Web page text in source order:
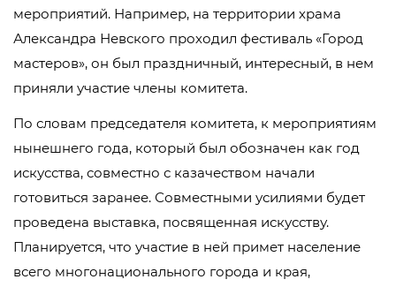
мероприятий. Например, на территории храма
Александра Невского проходил фестиваль «Город
мастеров», он был праздничный, интересный, в нем
приняли участие члены комитета.
По словам председателя комитета, к мероприятиям
нынешнего года, который был обозначен как год
искусства, совместно с казачеством начали
готовиться заранее. Совместными усилиями будет
проведена выставка, посвященная искусству.
Планируется, что участие в ней примет население
всего многонационального города и края,